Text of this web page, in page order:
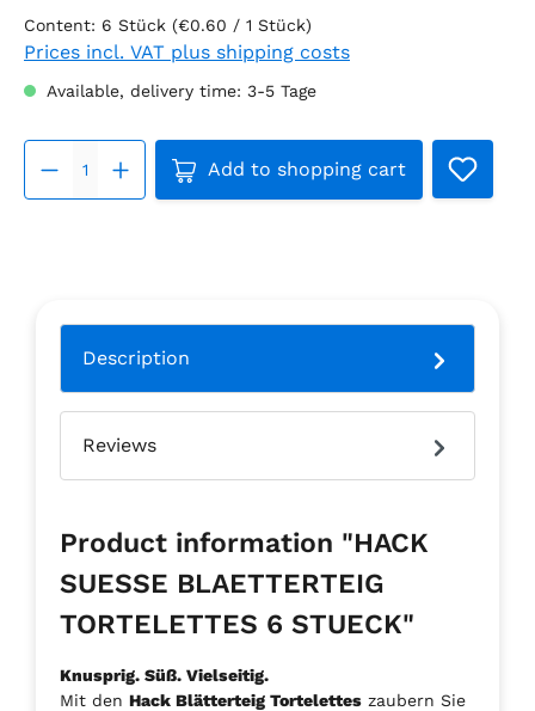
Content: 6 Stück (€0.60 / 1 Stück)
Prices incl. VAT plus shipping costs
Available, delivery time: 3-5 Tage
Product Quantity: Enter the
Add to shopping cart
Description
Reviews
Product information "HACK
SUESSE BLAETTERTEIG
TORTELETTES 6 STUECK"
Knusprig. Süß. Vielseitig.
Mit den Hack Blätterteig Tortelettes zaubern Sie